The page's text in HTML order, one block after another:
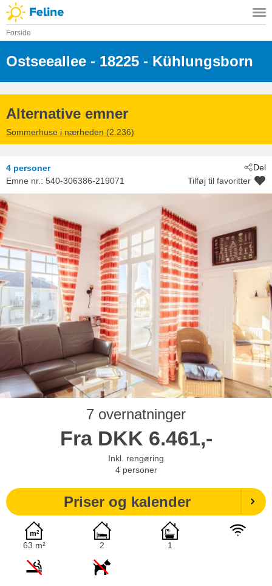
Forside
Ostseeallee - 18225 - Kühlungsborn
Alternative emner
Sommerhuse i nærheden (2.236)
Del
4 personer
Emne nr.: 540-306386-219071 Tilføj til favoritter
7 overnatninger
Fra DKK 6.461,-
Inkl. rengøring
4 personer
Priser og kalender
63 m² 2 1